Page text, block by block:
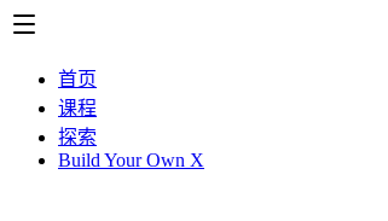
首页
课程
探索
Build Your Own X